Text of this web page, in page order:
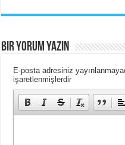
BIR YORUM YAZIN
E-posta adresiniz
işaretlenmişlerdir